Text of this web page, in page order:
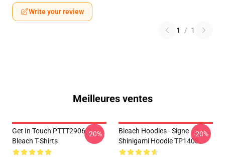
Write your review
1 / 1
Meilleures ventes
Get In Touch PTTT2906
Bleach T-Shirts
-20%
Bleach Hoodies - Signe
Shinigami Hoodie TP1408
-20%